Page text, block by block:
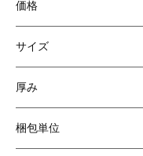
価格
サイズ
厚み
梱包単位